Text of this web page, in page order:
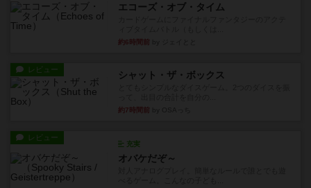
エコーズ・オブ・タイム
約6時間前
レビュー シャット・ザ・ボックス
約7時間前
レビュー
充実
オバケだぞ～